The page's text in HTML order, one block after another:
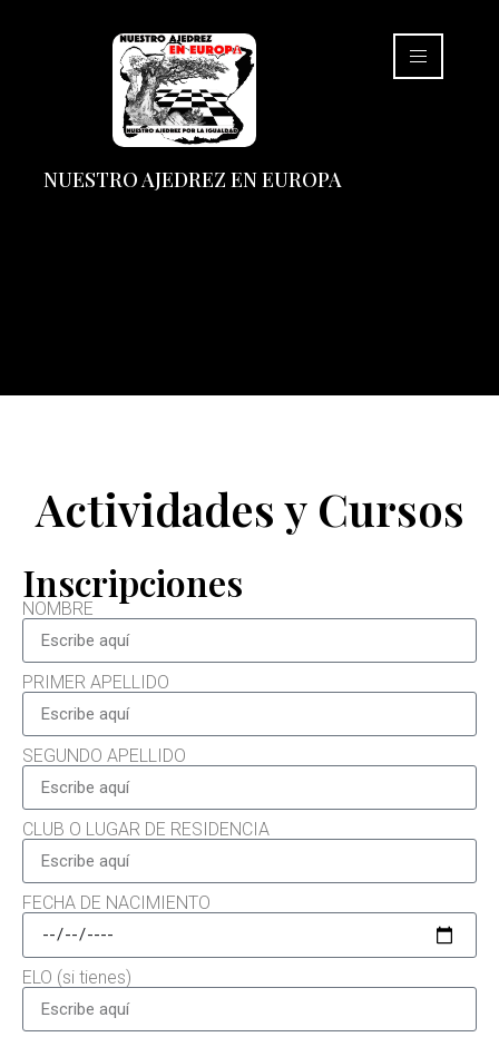
NUESTRO AJEDREZ EN EUROPA
Actividades y Cursos
Inscripciones
NOMBRE
PRIMER APELLIDO
SEGUNDO APELLIDO
CLUB O LUGAR DE RESIDENCIA
FECHA DE NACIMIENTO
ELO (si tienes)